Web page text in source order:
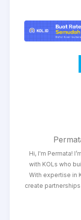
Hi, I'm Permata!
with KOLs who
With expertise in
create